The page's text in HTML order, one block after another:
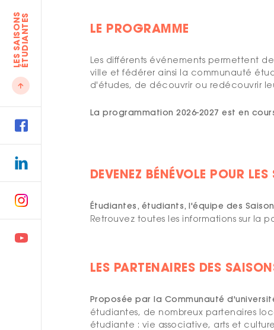
L
E
S
S
A
I
S
O
N
S
É
T
U
D
I
A
N
T
ES LE PROGRAMME
Les différents événements permettent
ville et fédérer ainsi la communauté
d'études, de découvrir ou redécouvrir
La programmation 2026-2027 est en
DEVENEZ BÉNÉVOLE POUR
Étudiantes, étudiants, l'équipe des
Retrouvez toutes les informations sur la
LES PARTENAIRES DES
Proposée par la Communauté
étudiantes, de nombreux partenaires
étudiante : vie associative, arts et